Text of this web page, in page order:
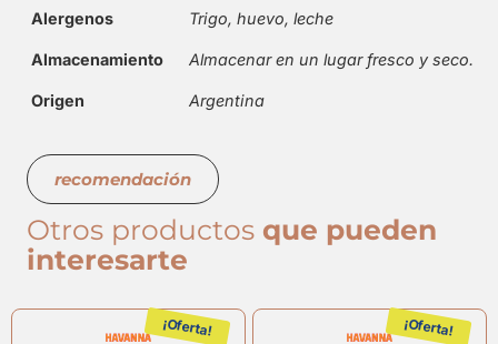
Alergenos Trigo, huevo, leche
Almacenamiento Almacenar en un lugar fresco y seco.
Origen Argentina
recomendación
Otros productos que pueden
interesarte
¡Oferta! ¡Oferta!